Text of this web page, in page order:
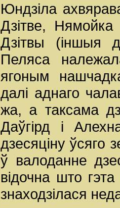
Юндзіла
Дзітве,
Дзітвы (іншыя
Пеляса
ягоным
далі аднаго
жа, а таксама
Даўгірд і
дзесяціну ўсяго
ў валоданне
відочна што
знаходзілася